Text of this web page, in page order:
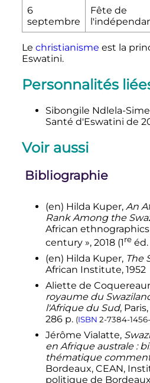
6
septembre
Fête de
Le christianisme est la
Eswatini.
Personnalités
Sibongile Ndlela-
Santé d'Eswatini de
Voir aussi
Bibliographie
(en) Hilda Kuper, An
Rank Among the
African
century », 2018(1re éd.
(en) Hilda Kuper, The
African Institute, 1952
Aliette de
royaume du
l'Afrique du Sud,
286 p. (ISBN 2-7384-
Jérôme Vialatte,
en Afrique australe :
thématique
Bordeaux, CEAN,
politique de